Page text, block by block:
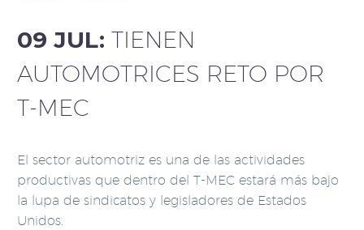
09 JUL: TIENEN
AUTOMOTRICES RETO POR
T-MEC
El sector automotriz es una de las actividades
productivas que dentro del T-MEC estará más bajo
la lupa de sindicatos y legisladores de Estados
Unidos.